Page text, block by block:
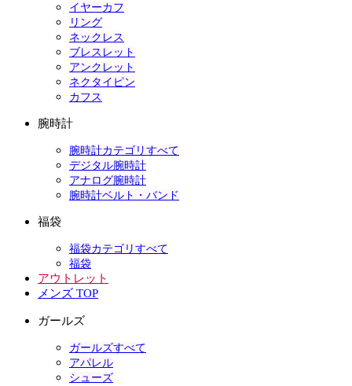
イヤーカフ
リング
ネックレス
ブレスレット
アンクレット
ネクタイピン
カフス
腕時計
腕時計カテゴリすべて
デジタル腕時計
アナログ腕時計
腕時計ベルト・バンド
福袋
福袋カテゴリすべて
福袋
アウトレット
メンズ TOP
ガールズ
ガールズすべて
アパレル
シューズ